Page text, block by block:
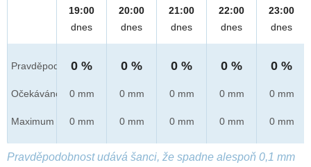
Pravděpod.
Očekáváno
Maximum
19:00
dnes
0 %
0 mm
0 mm
20:00
dnes
0 %
0 mm
0 mm
21:00
dnes
0 %
0 mm
0 mm
22:00
dnes
0 %
0 mm
0 mm
23:00
dnes
0 %
0 mm
0 mm
Pravděpodobnost udává šanci, že spadne alespoň 0,1 mm